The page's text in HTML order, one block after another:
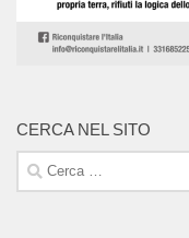
CERCA NEL SITO
Ricerca
per: